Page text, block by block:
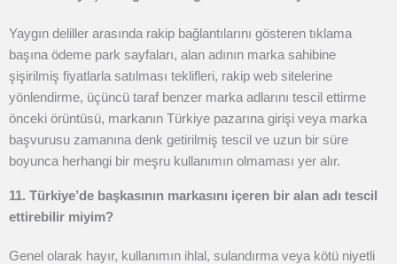
Yaygın deliller arasında rakip bağlantılarını gösteren tıklama
başına ödeme park sayfaları, alan adının marka sahibine
şişirilmiş fiyatlarla satılması teklifleri, rakip web sitelerine
yönlendirme, üçüncü taraf benzer marka adlarını tescil ettirme
önceki örüntüsü, markanın Türkiye pazarına girişi veya marka
başvurusu zamanına denk getirilmiş tescil ve uzun bir süre
boyunca herhangi bir meşru kullanımın olmaması yer alır.
11. Türkiye’de başkasının markasını içeren bir alan adı tescil
ettirebilir miyim?
Genel olarak hayır, kullanımın ihlal, sulandırma veya kötü niyetli